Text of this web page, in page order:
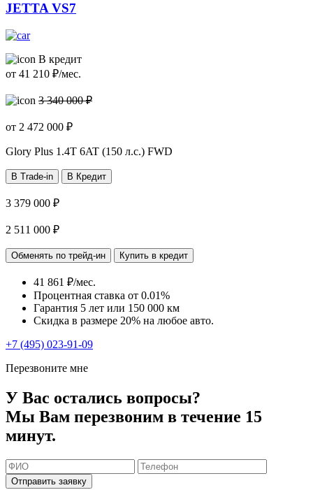
JETTA VS7
В кредит
от 41 210 ₽/мес.
3 340 000 ₽
от 2 472 000 ₽
Glory Plus 1.4T 6AT (150 л.с.) FWD
В Trade-in В Кредит
3 379 000 ₽
2 511 000 ₽
Обменять по трейд-ин Купить в кредит
41 861 ₽/мес.
Процентная ставка от 0.01%
Гарантия 5 лет или 150 000 км
Скидка в размере 20% на любое авто.
+7 (495) 023-91-09
Перезвоните мне
У Вас остались вопросы?
Мы Вам перезвоним в течение 15
минут.
Отправить заявку